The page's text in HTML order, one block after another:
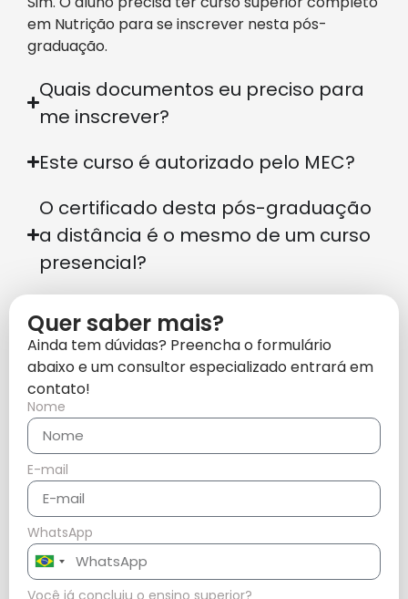
em Nutrição para se inscrever nesta pós-
graduação.
Quais documentos eu preciso para
me inscrever?
Este curso é autorizado pelo MEC?
O certificado desta pós-graduação
a distância é o mesmo de um curso
presencial?
Quer saber mais?
Ainda tem dúvidas? Preencha o formulário
abaixo e um consultor especializado entrará em
contato!
Nome
E-mail
WhatsApp
Brazil
+55
Você já concluiu o ensino superior?